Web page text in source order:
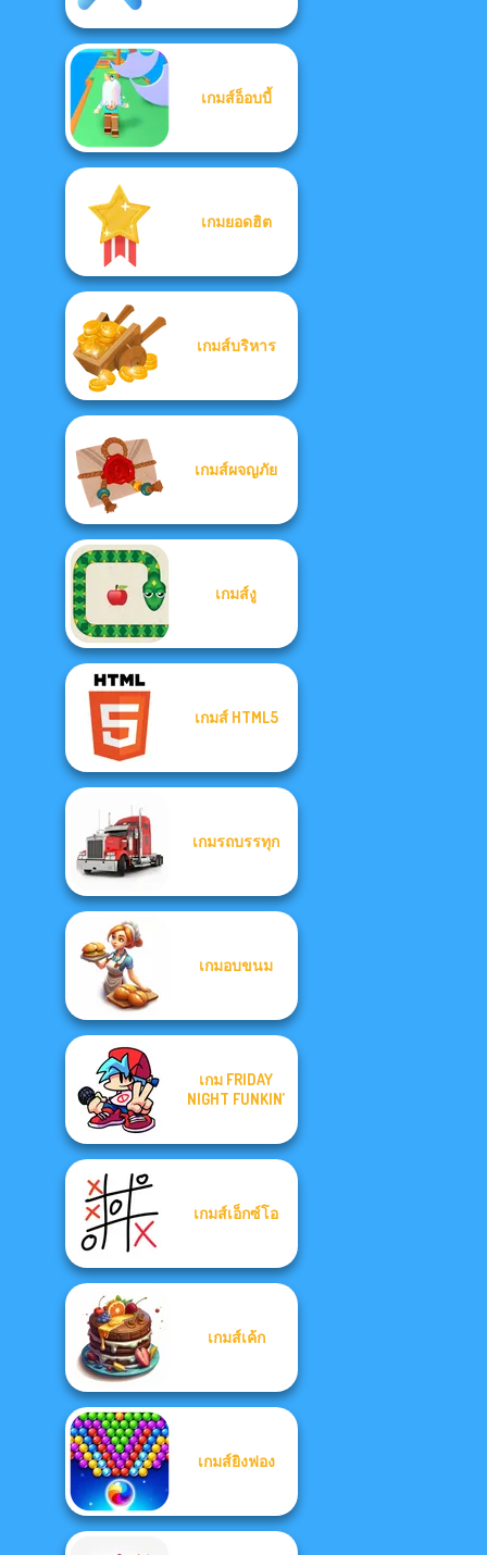
เกมส์อ็อบบี้
เกมยอดฮิต
เกมส์บริหาร
เกมส์ผจญภัย
เกมส์งู
เกมส์ HTML5
เกมรถบรรทุก
เกมอบขนม
เกม FRIDAY
NIGHT FUNKIN’
เกมส์เอ็กซ์โอ
เกมส์เค้ก
เกมส์ยิงฟอง